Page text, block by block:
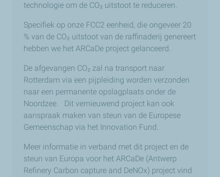
technologie om de CO₂ uitstoot te reduceren.
Specifiek op onze FCC2 eenheid, die ongeveer 20
% van de CO₂ uitstoot van de raffinaderij genereert
hebben we het ARCaDe project gelanceerd.
De afgevangen CO₂ zal na transport naar
Rotterdam via een pijpleiding worden verzonden
naar een permanente opslagplaats onder de
Noordzee. Dit vernieuwend project kan ook
aanspraak maken van steun van de Europese
Gemeenschap via het Innovation Fund.
Meer informatie in verband met dit project en de
steun van Europa voor het ARCaDe (Antwerp
Refinery Carbon capture and DeNOx) project vind